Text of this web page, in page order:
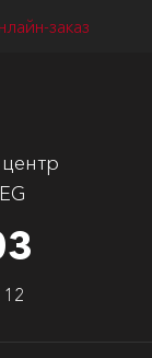
заказ
12